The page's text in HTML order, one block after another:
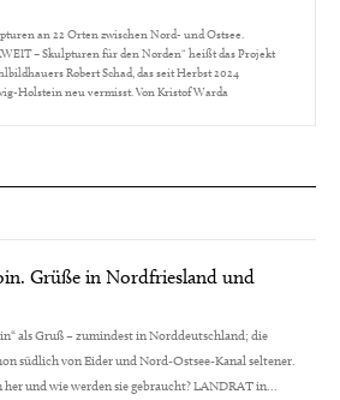
an 22 Orten zwischen Nord- und Ostsee.
– Skulpturen für den Norden“ heißt das Projekt
Robert Schad, das seit Herbst 2024
Schleswig-Holstein neu vermisst. Von Kristof Warda
Grüße in Nordfriesland und
als Gruß – zumindest in Norddeutschland; die
südlich von Eider und Nord-Ostsee-Kanal seltener.
Wo kommen diese Grußformeln her und wie werden sie gebraucht? LANDRAT in...